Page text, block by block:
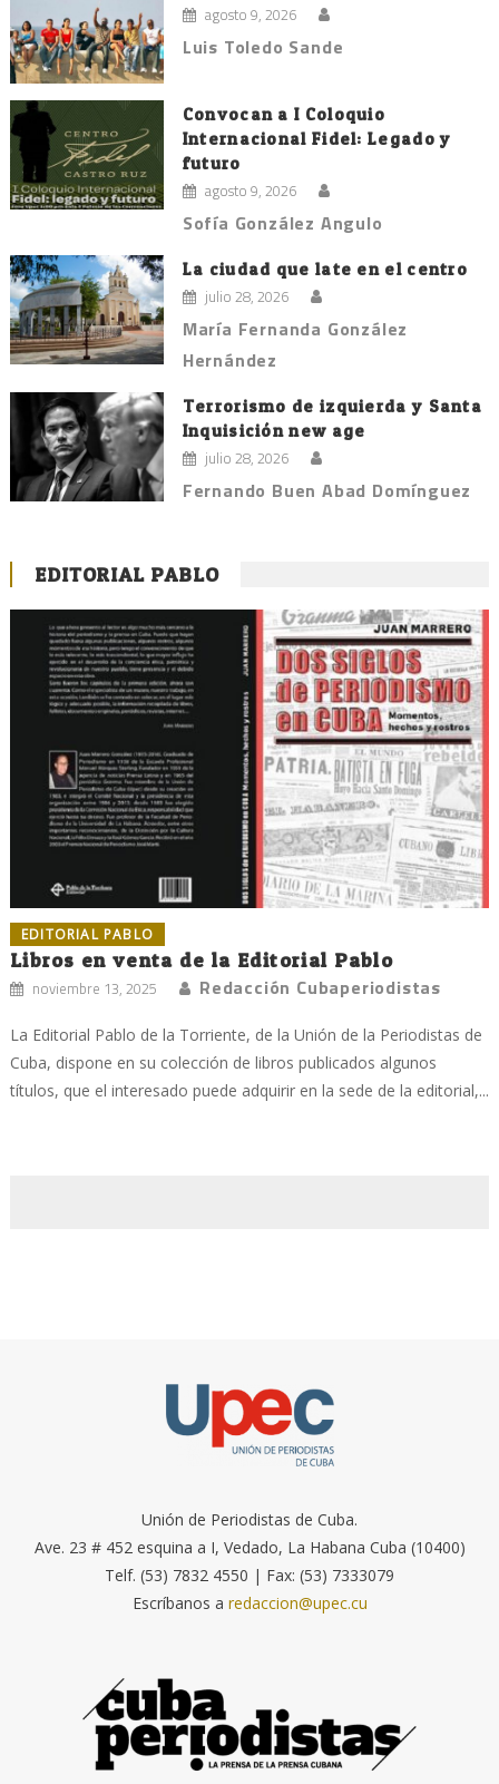
agosto 9, 2026
Luis Toledo Sande
Convocan a I Coloquio
Internacional Fidel: Legado y
futuro
agosto 9, 2026
Sofía González Angulo
La ciudad que late en el centro
julio 28, 2026
María Fernanda González
Hernández
Terrorismo de izquierda y Santa
Inquisición new age
julio 28, 2026
Fernando Buen Abad Domínguez
EDITORIAL PABLO
EDITORIAL PABLO
Libros en venta de la Editorial Pablo
noviembre 13, 2025 Redacción Cubaperiodistas
La Editorial Pablo de la Torriente, de la Unión de la Periodistas de
Cuba, dispone en su colección de libros publicados algunos
títulos, que el interesado puede adquirir en la sede de la editorial,...
Unión de Periodistas de Cuba.
Ave. 23 # 452 esquina a I, Vedado, La Habana Cuba (10400)
Telf. (53) 7832 4550 | Fax: (53) 7333079
Escríbanos a redaccion@upec.cu